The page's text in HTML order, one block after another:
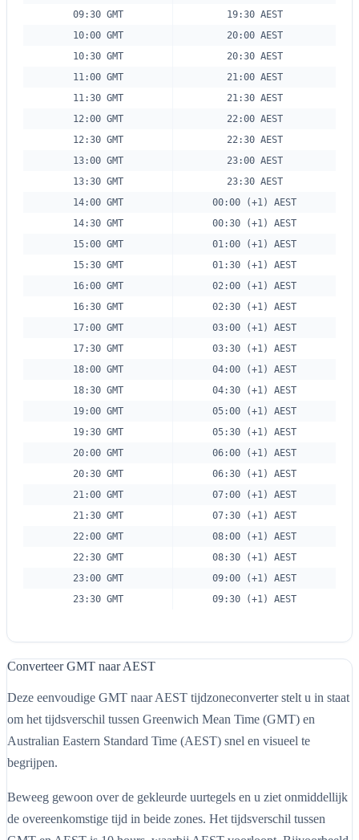
09:30 GMT
19:30 AEST
10:00 GMT
20:00 AEST
10:30 GMT
20:30 AEST
11:00 GMT
21:00 AEST
11:30 GMT
21:30 AEST
12:00 GMT
22:00 AEST
12:30 GMT
22:30 AEST
13:00 GMT
23:00 AEST
13:30 GMT
23:30 AEST
14:00 GMT
00:00 (+1) AEST
14:30 GMT
00:30 (+1) AEST
15:00 GMT
01:00 (+1) AEST
15:30 GMT
01:30 (+1) AEST
16:00 GMT
02:00 (+1) AEST
16:30 GMT
02:30 (+1) AEST
17:00 GMT
03:00 (+1) AEST
17:30 GMT
03:30 (+1) AEST
18:00 GMT
04:00 (+1) AEST
18:30 GMT
04:30 (+1) AEST
19:00 GMT
05:00 (+1) AEST
19:30 GMT
05:30 (+1) AEST
20:00 GMT
06:00 (+1) AEST
20:30 GMT
06:30 (+1) AEST
21:00 GMT
07:00 (+1) AEST
21:30 GMT
07:30 (+1) AEST
22:00 GMT
08:00 (+1) AEST
22:30 GMT
08:30 (+1) AEST
23:00 GMT
09:00 (+1) AEST
23:30 GMT
09:30 (+1) AEST
Converteer GMT naar AEST
Deze eenvoudige GMT naar AEST tijdzoneconverter stelt u in staat
om het tijdsverschil tussen Greenwich Mean Time (GMT) en
Australian Eastern Standard Time (AEST) snel en visueel te
begrijpen.
Beweeg gewoon over de gekleurde uurtegels en u ziet onmiddellijk
de overeenkomstige tijd in beide zones. Het tijdsverschil tussen